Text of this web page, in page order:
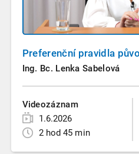
Preferenční pravidla
Ing. Bc. Lenka Sabelová
Videozáznam
1.6.2026
2 hod 45 min